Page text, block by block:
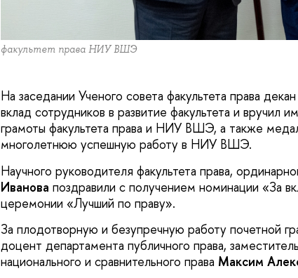
факультет права НИУ ВШЭ
На заседании Ученого совета факультета права декан
вклад сотрудников в развитие факультета и вручил
грамоты факультета права и НИУ ВШЭ, а также
многолетнюю успешную работу в НИУ ВШЭ.
Научного руководителя факультета права,
Иванова поздравили с получением номинации «За
церемонии «Лучший по праву».
За плодотворную и безупречную работу почетной
доцент департамента публичного права,
национального и сравнительного права Максим